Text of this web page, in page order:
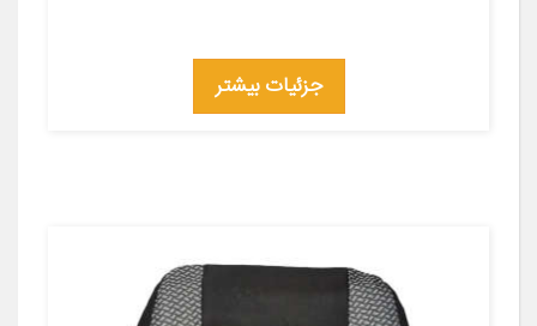
جزئیات بیشتر